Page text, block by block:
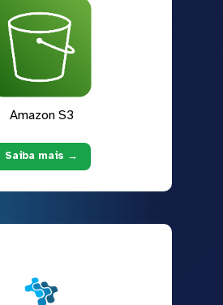
Amazon S3
Saiba mais →